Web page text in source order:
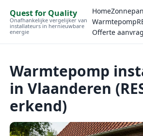
Quest for Quality
Onafhankelijke vergelijker van
installateurs in hernieuwbare
energie
Home
Warmtepomp
Offerte
Warmtepomp
in Vlaanderen
erkend)